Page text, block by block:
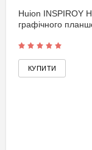
Huion INSPIROY
графічного